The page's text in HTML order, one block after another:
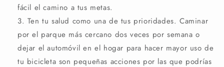
fácil el camino a tus metas.
Ten tu salud como una de tus prioridades. Caminar
por el parque más cercano dos veces por semana o
dejar el automóvil en el hogar para hacer mayor uso de
tu bicicleta son pequeñas acciones por las que podrías